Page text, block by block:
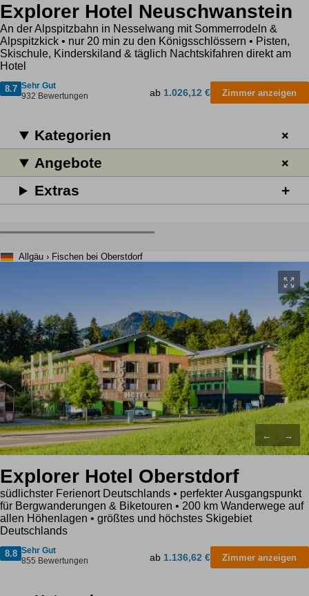
Explorer Hotel Neuschwanstein
An der Alpspitzbahn in Nesselwang mit Sommerrodeln &
Alpspitzkick • nur 20 min zu den Königsschlössern • Pisten,
Skischule, Kinderskiland & täglich Nachtskifahren direkt am
Hotel
8.7 Sehr Gut
932 Bewertungen
ab 1.026,12 € Zimmer anzeigen
Kategorien
Angebote
Extras
Allgäu › Fischen bei Oberstdorf
← →
Explorer Hotel Oberstdorf
südlichster Ferienort Deutschlands • perfekter Ausgangspunkt
für Bergwanderungen & Biketouren • 200 km Wanderwege auf
allen Höhenlagen • größtes und höchstes Skigebiet
Deutschlands
8.8 Sehr Gut
855 Bewertungen
ab 1.136,62 € Zimmer anzeigen